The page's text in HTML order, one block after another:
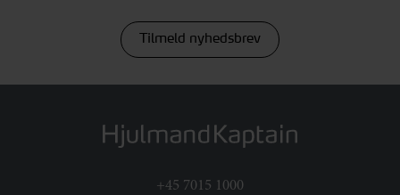
Tilmeld nyhedsbrev
+45 7015 1000